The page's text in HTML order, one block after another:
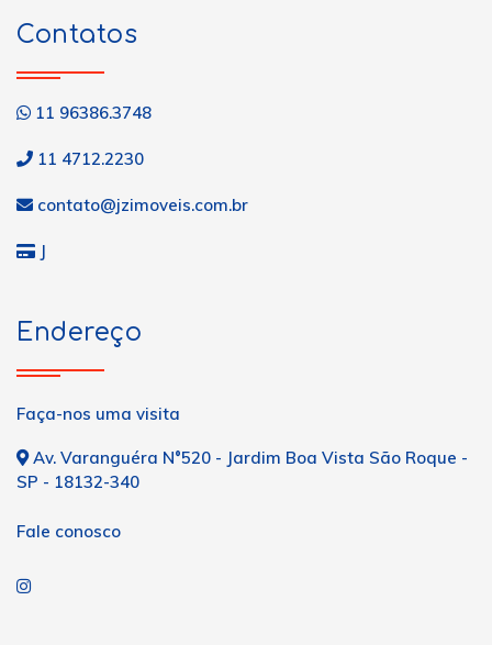
Contatos
11 96386.3748
11 4712.2230
contato@jzimoveis.com.br
J
Endereço
Faça-nos uma visita
Av. Varanguéra N°520 - Jardim Boa Vista São Roque -
SP - 18132-340
Fale conosco